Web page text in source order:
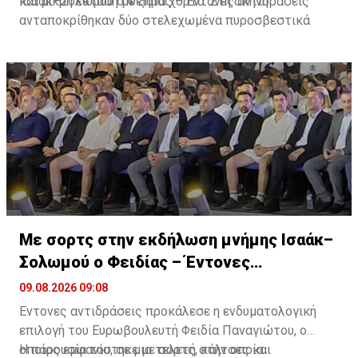
ανταποκρίθηκαν δύο στελεχωμένα πυροσβεστικά
φύλαξη του χώρου.
Με σορτς στην εκδήλωση μνήμης Ισαάκ–
Σολωμού ο Φειδίας – Έντονες
αντιδράσεις
09.08.2026 09:08
Έντονες αντιδράσεις προκάλεσε η ενδυματολογική
επιλογή του Ευρωβουλευτή Φειδία Παναγιώτου, ο
οποίος εμφανίστηκε με σορτς, κάλτσες και
Η παρουσία του, σε μια τελετή στην οποία